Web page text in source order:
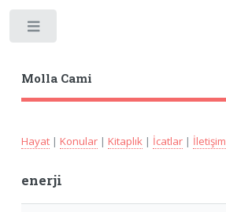
Molla Cami
Hayat| Konular| Kitaplık| İcatlar| İletişim
enerji